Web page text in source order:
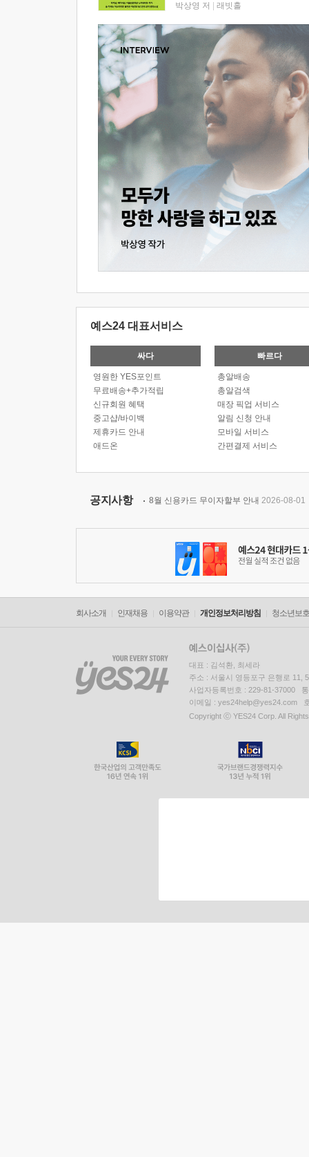
박상영 저 래빗홀
예스24 대표서비스
싸다
영원한 YES포인트
무료배송+추가적립
신규회원 혜택
중고샵/바이백
제휴카드 안내
애드온
빠르다
총알배송
총알검색
매장 픽업 서비스
알림 신청 안내
모바일 서비스
간편결제 서비스
공지사항 8월 신용카드 무이자할부 안내 2026-08-01
회사소개 인재채용 이용약관 개인정보처리방침 청소년보
대표 : 김석환, 최세라
주소 : 서울시 영등포구 은행로 11,
사업자등록번호 : 229-81-37000
이메일 : yes24help@yes24.com
Copyright ⓒ YES24 Corp. All